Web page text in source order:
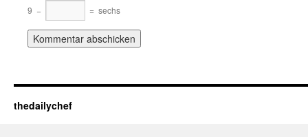
9 − = sechs
thedailychef